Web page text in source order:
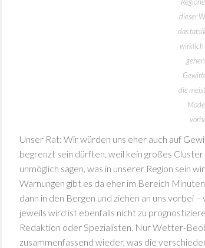
dieser
das
wirklich
die
Unser Rat: Wir würden uns eher auch auf
begrenzt sein dürften, weil kein großes
unmöglich sagen, was in unserer Region sein
Warnungen gibt es da eher im Bereich
dann in den Bergen und ziehen an uns vorbei
jeweils wird ist ebenfalls nicht zu
Redaktion oder Spezialisten. Nur Wetter-
zusammenfassend wieder, was die